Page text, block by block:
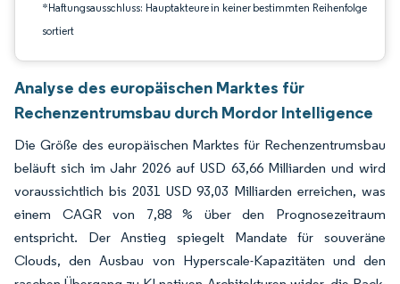
*Haftungsausschluss: Hauptakteure in keiner bestimmten Reihenfolge
sortiert
Analyse des europäischen Marktes für
Rechenzentrumsbau durch Mordor Intelligence
Die Größe des europäischen Marktes für Rechenzentrumsbau
beläuft sich im Jahr 2026 auf USD 63,66 Milliarden und wird
voraussichtlich bis 2031 USD 93,03 Milliarden erreichen, was
einem CAGR von 7,88 % über den Prognosezeitraum
entspricht. Der Anstieg spiegelt Mandate für souveräne
Clouds, den Ausbau von Hyperscale-Kapazitäten und den